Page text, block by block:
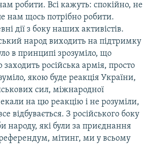
робити. Всі кажуть: спокійно, не
нам щось потрібно робити.
дії з боку наших активістів.
народ виходить на підтримку
в принципі зрозуміло, що
заходить російська армія, просто
якою буде реакція України,
сил, міжнародної
на цю реакцію і не розуміли,
відбувається. З російського боку
народу, які були за приєднання
мітинг, ми у всьому